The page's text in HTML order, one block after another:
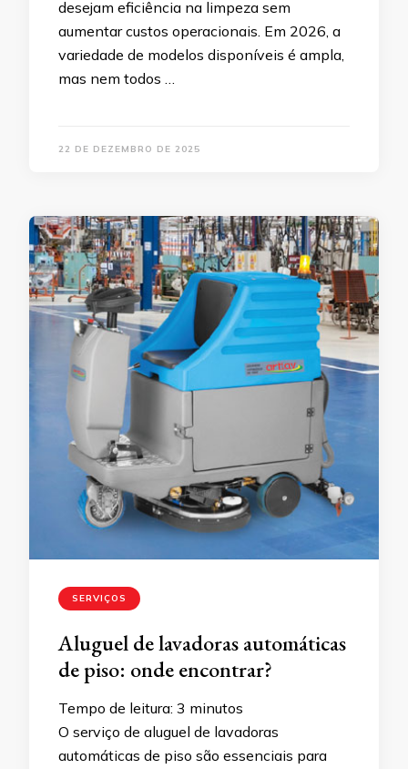
desejam eficiência na limpeza sem
aumentar custos operacionais. Em 2026, a
variedade de modelos disponíveis é ampla,
mas nem todos …
22 DE DEZEMBRO DE 2025
SERVIÇOS
Aluguel de lavadoras automáticas
de piso: onde encontrar?
Tempo de leitura: 3 minutos
O serviço de aluguel de lavadoras
automáticas de piso são essenciais para